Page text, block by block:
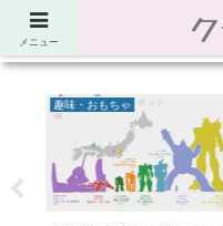
節約、こだわり、使い道。「決
趣味・おもちゃ
メニュー